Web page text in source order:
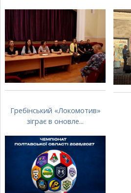
Гребінський «Локомотив»
зіграє в оновле...